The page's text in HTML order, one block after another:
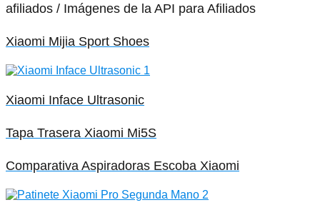
afiliados / Imágenes de la API para Afiliados
Xiaomi Mijia Sport Shoes
Xiaomi Inface Ultrasonic
Tapa Trasera Xiaomi Mi5S
Comparativa Aspiradoras Escoba Xiaomi